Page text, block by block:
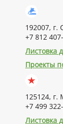
192007, г.
+7 812
Листовка
Проекты
125124, г.
+7 499
Листовка